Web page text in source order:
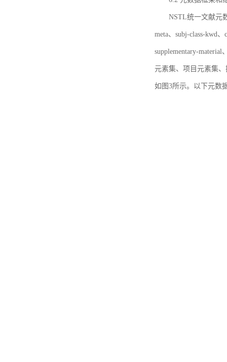
NSTL统一文献元
meta、subj-class-kwd
supplementary-
元素集、项目元素集
如图3所示。以下元数